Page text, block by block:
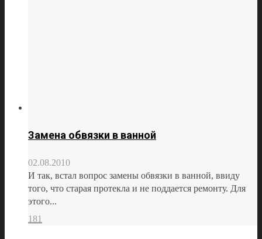
Замена обвязки в ванной
02.08.2010
И так, встал вопрос замены обвязки в ванной, ввиду
того, что старая протекла и не поддается ремонту. Для
этого...
181